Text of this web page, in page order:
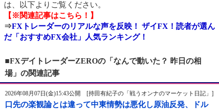
は、以下よりご覧ください。
【※関連記事はこちら！】
⇒FXトレーダーのリアルな声を反映！ ザイFX！読者が選ん
だ「おすすめFX会社」人気ランキング！
■FXデイトレーダーZEROの「なんで動いた？ 昨日の相
場」の関連記事
2026年08月07日(金)15:43公開 [持田有紀子の「戦うオンナのマーケット日記」]
口先の楽観論とは違って中東情勢は悪化し原油反発、ドル